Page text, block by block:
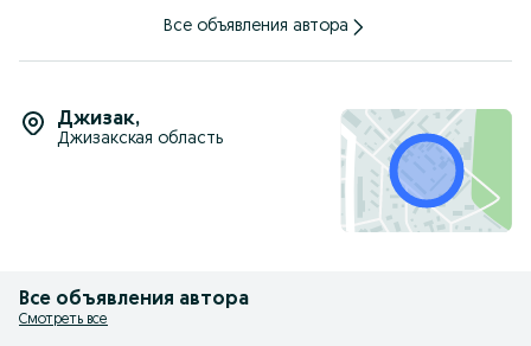
Все объявления автора
Джизак,
Джизакская область
Все объявления автора
Смотреть все